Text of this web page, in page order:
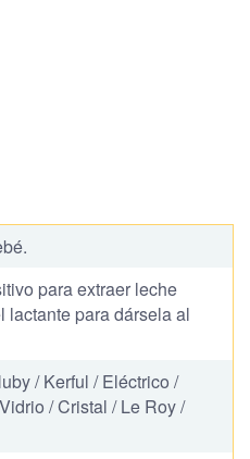
para extraer leche
lactante para dársela al
/ Kerful / Eléctrico /
/ Cristal / Le Roy /